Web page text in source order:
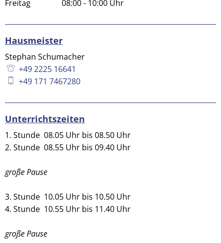
Freitag 08:00- 10:00 Uhr
Hausmeister
Stephan Schumacher
+49 2225 16641
+49 171 7467280
Unterrichtszeiten
1. Stunde 08.05 Uhr bis 08.50 Uhr
2. Stunde 08.55 Uhr bis 09.40 Uhr
große Pause
3. Stunde 10.05 Uhr bis 10.50 Uhr
4. Stunde 10.55 Uhr bis 11.40 Uhr
große Pause